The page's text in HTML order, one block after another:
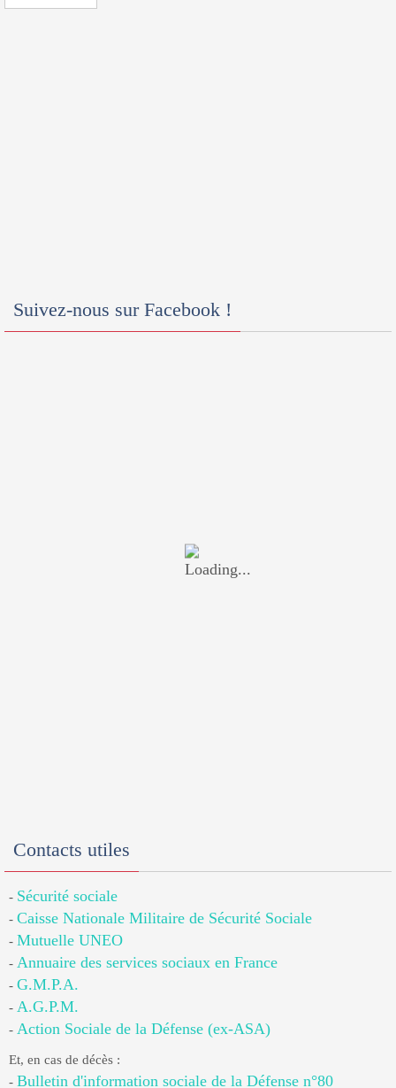
Suivez-nous sur Facebook !
Contacts utiles
- Sécurité sociale
- Caisse Nationale Militaire de Sécurité Sociale
- Mutuelle UNEO
- Annuaire des services sociaux en France
- G.M.P.A.
- A.G.P.M.
- Action Sociale de la Défense (ex-ASA)
Et, en cas de décès :
- Bulletin d'information sociale de la Défense n°80